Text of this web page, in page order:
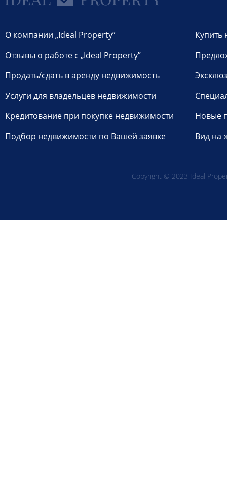
О компании „Ideal Property”
Отзывы о работе с „Ideal Property”
Продать/сдать в аренду недвижимость
Услуги для владельцев недвижимости
Кредитование при покупке недвижимости
Подбор недвижимости по Вашей заявке
Купить
Новые
Вид на
Copyright © 2023 Ideal